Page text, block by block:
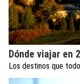
Dónde viajar en
Los destinos que